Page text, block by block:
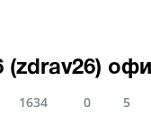
(zdrav26)
1634 0 5